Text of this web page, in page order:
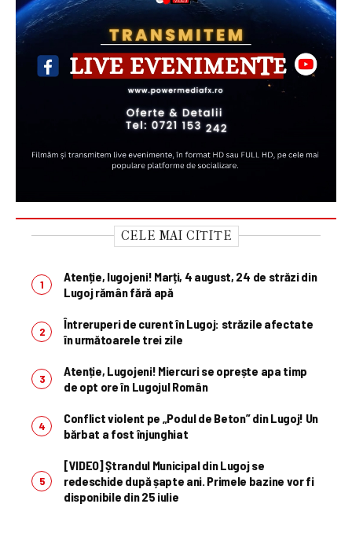
CELE MAI CITITE
Atenție, lugojeni! Marți, 4 august, 24 de străzi din
Lugoj rămân fără apă
Întreruperi de curent în Lugoj: străzile afectate
în următoarele trei zile
Atenție, Lugojeni! Miercuri se oprește apa timp
de opt ore în Lugojul Român
Conflict violent pe „Podul de Beton” din Lugoj! Un
bărbat a fost înjunghiat
[VIDEO] Ștrandul Municipal din Lugoj se
redeschide după șapte ani. Primele bazine vor fi
disponibile din 25 iulie